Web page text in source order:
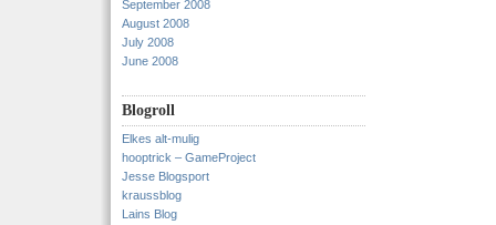
September 2008
August 2008
July 2008
June 2008
Blogroll
Elkes alt-mulig
hooptrick – GameProject
Jesse Blogsport
kraussblog
Lains Blog